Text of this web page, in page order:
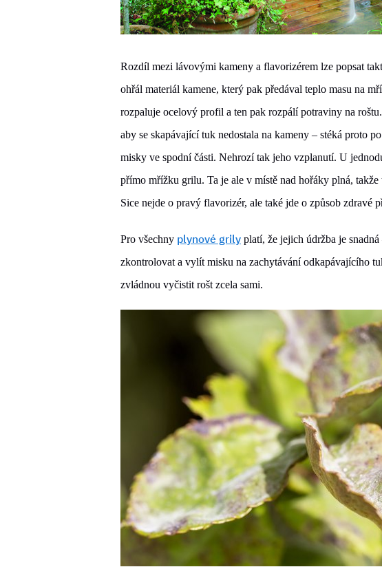
Rozdíl mezi lávovými kameny a flavorizérem lze popsat
ohřál materiál kamene, který pak předával teplo masu na
rozpaluje ocelový profil a ten pak rozpálí potraviny na
aby se skapávající tuk nedostala na kameny – stéká proto
misky ve spodní části. Nehrozí tak jeho vzplanutí. U
přímo mřížku grilu. Ta je ale v místě nad hořáky plná, takže
Sice nejde o pravý flavorizér, ale také jde o způsob zdravé
Pro všechny plynové grily platí, že jejich údržba je
zkontrolovat a vylít misku na zachytávání odkapávajícího
zvládnou vyčistit rošt zcela sami.